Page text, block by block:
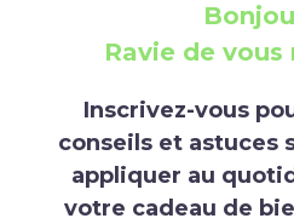
Ravie de
Inscrivez-vous
conseils et astuces
appliquer au
votre cadeau de